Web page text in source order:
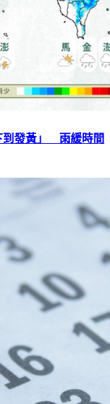
到發黃」 雨緩時間